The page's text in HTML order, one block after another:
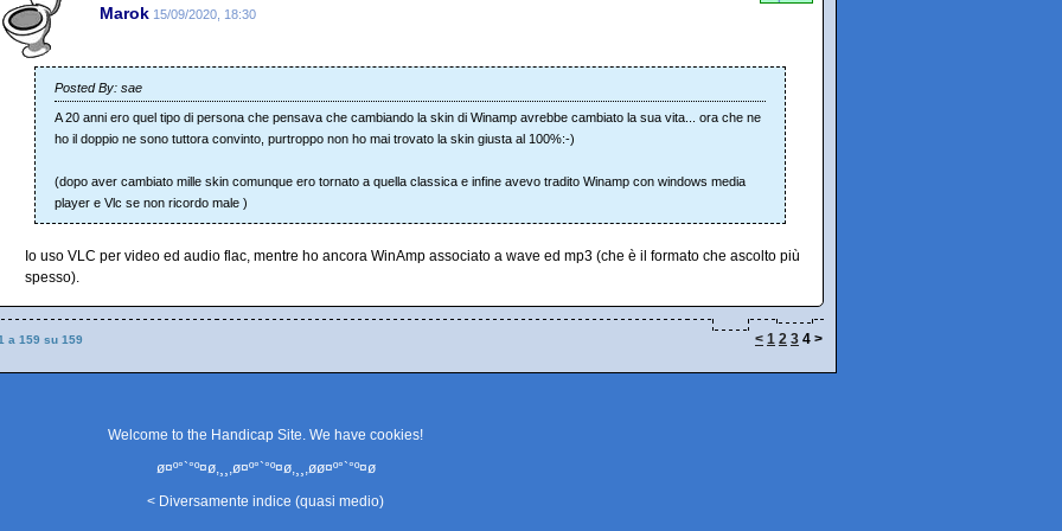
Marok 15/09/2020, 18:30
Posted By: sae
A 20 anni ero quel tipo di persona che pensava che cambiando la skin di Winamp avrebbe cambiato la sua vita... ora che ne
ho il doppio ne sono tuttora convinto, purtroppo non ho mai trovato la skin giusta al 100%:-)
(dopo aver cambiato mille skin comunque ero tornato a quella classica e infine avevo tradito Winamp con windows media
player e Vlc se non ricordo male )
Io uso VLC per video ed audio flac, mentre ho ancora WinAmp associato a wave ed mp3 (che è il formato che ascolto più
spesso).
a 159 su 159 < 1 2 3 4 >
Welcome to the Handicap Site. We have cookies!
ø¤º°`°º¤ø,¸¸,ø¤º°`°º¤ø,¸¸,øø¤º°`°º¤ø
< Diversamente indice (quasi medio)